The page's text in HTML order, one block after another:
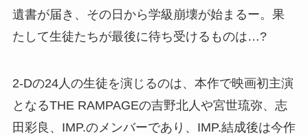
遺書が届き、その日から学級崩壊が始まるー。果
たして生徒たちが最後に待ち受けるものは…?
2-Dの24人の生徒を演じるのは、本作で映画初主演
となるTHE RAMPAGEの吉野北人や宮世琉弥、志
田彩良、IMP.のメンバーであり、IMP.結成後は今作